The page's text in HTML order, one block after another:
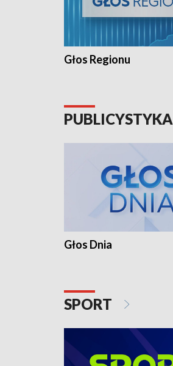
Głos Regionu
PUBLICYSTYKA
Głos Dnia
SPORT